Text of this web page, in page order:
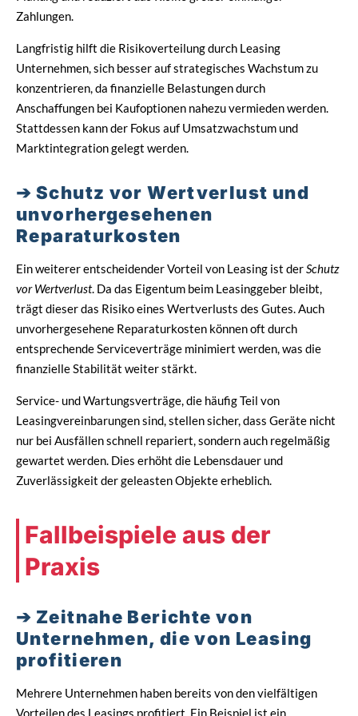
Zahlungen.
Langfristig hilft die Risikoverteilung durch Leasing
Unternehmen, sich besser auf strategisches Wachstum zu
konzentrieren, da finanzielle Belastungen durch
Anschaffungen bei Kaufoptionen nahezu vermieden werden.
Stattdessen kann der Fokus auf Umsatzwachstum und
Marktintegration gelegt werden.
Schutz vor Wertverlust und
unvorhergesehenen
Reparaturkosten
Ein weiterer entscheidender Vorteil von Leasing ist derSchutz
vor Wertverlust. Da das Eigentum beim Leasinggeber bleibt,
trägt dieser das Risiko eines Wertverlusts des Gutes. Auch
unvorhergesehene Reparaturkosten können oft durch
entsprechende Serviceverträge minimiert werden, was die
finanzielle Stabilität weiter stärkt.
Service- und Wartungsverträge, die häufig Teil von
Leasingvereinbarungen sind, stellen sicher, dass Geräte nicht
nur bei Ausfällen schnell repariert, sondern auch regelmäßig
gewartet werden. Dies erhöht die Lebensdauer und
Zuverlässigkeit der geleasten Objekte erheblich.
Fallbeispiele aus der
Praxis
Zeitnahe Berichte von
Unternehmen, die von Leasing
profitieren
Mehrere Unternehmen haben bereits von den vielfältigen
Vorteilen des Leasings profitiert. Ein Beispiel ist ein